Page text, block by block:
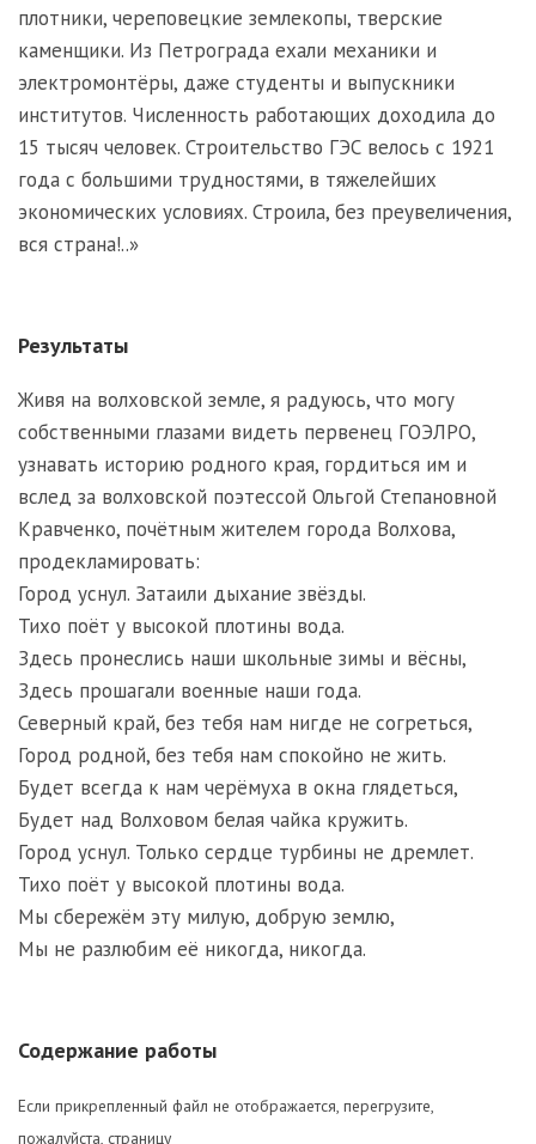
плотники, череповецкие землекопы, тверские
каменщики. Из Петрограда ехали механики и
электромонтёры, даже студенты и выпускники
институтов. Численность работающих доходила до
15 тысяч человек. Строительство ГЭС велось с 1921
года с большими трудностями, в тяжелейших
экономических условиях. Строила, без преувеличения,
вся страна!..»
Результаты
Живя на волховской земле, я радуюсь, что могу
собственными глазами видеть первенец ГОЭЛРО,
узнавать историю родного края, гордиться им и
вслед за волховской поэтессой Ольгой Степановной
Кравченко, почётным жителем города Волхова,
продекламировать:
Город уснул. Затаили дыхание звёзды.
Тихо поёт у высокой плотины вода.
Здесь пронеслись наши школьные зимы и вёсны,
Здесь прошагали военные наши года.
Северный край, без тебя нам нигде не согреться,
Город родной, без тебя нам спокойно не жить.
Будет всегда к нам черёмуха в окна глядеться,
Будет над Волховом белая чайка кружить.
Город уснул. Только сердце турбины не дремлет.
Тихо поёт у высокой плотины вода.
Мы сбережём эту милую, добрую землю,
Мы не разлюбим её никогда, никогда.
Содержание работы
Если прикрепленный файл не отображается, перегрузите,
пожалуйста, страницу